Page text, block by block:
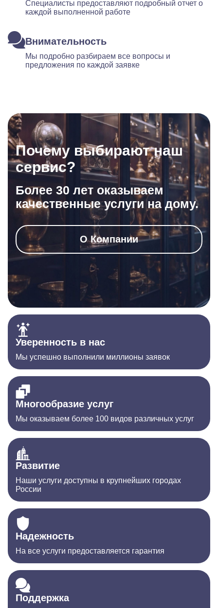
Специалисты предоставляют подробный отчет о
каждой выполненной работе
Внимательность
Мы подробно разбираем все вопросы и
предложения по каждой заявке
Почему выбирают наш
сервис?
Более 30 лет оказываем
качественные услуги на дому.
О Компании
Уверенность в нас
Мы успешно выполнили миллионы заявок
Многообразие услуг
Мы оказываем более 100 видов различных услуг
Развитие
Наши услуги доступны в крупнейших городах
России
Надежность
На все услуги предоставляется гарантия
Поддержка